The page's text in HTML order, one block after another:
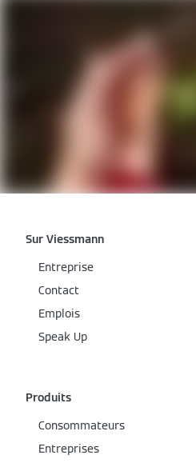
Sur Viessmann
Entreprise
Contact
Emplois
Speak Up
Produits
Consommateurs
Entreprises